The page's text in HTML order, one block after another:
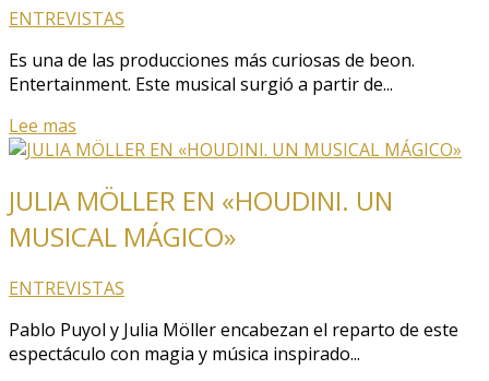
ENTREVISTAS
Es una de las producciones más curiosas de beon.
Entertainment. Este musical surgió a partir de...
Lee mas
JULIA MÖLLER EN «HOUDINI. UN
MUSICAL MÁGICO»
ENTREVISTAS
Pablo Puyol y Julia Möller encabezan el reparto de este
espectáculo con magia y música inspirado...